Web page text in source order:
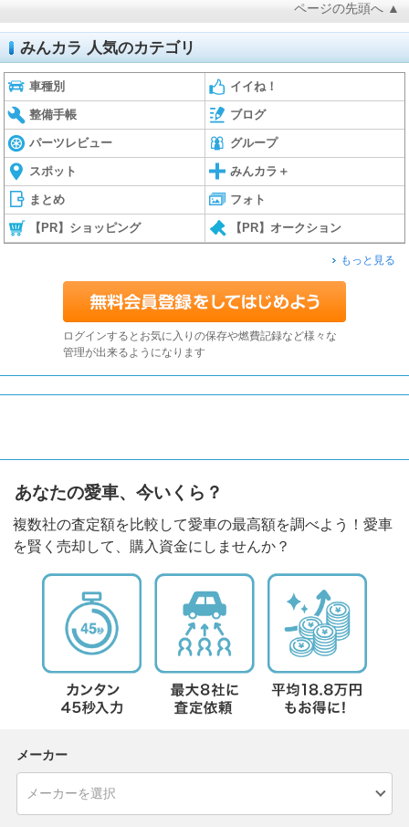
ページの先頭へ ▲
みんカラ 人気のカテゴリ
車種別 イイね！
整備手帳 ブログ
パーツレビュー グループ
スポット みんカラ＋
まとめ フォト
【PR】ショッピング 【PR】オークション
もっと見る
ログインするとお気に入りの保存や燃費記録など様々な
管理が出来るようになります
あなたの愛車、今いくら？
複数社の査定額を比較して愛車の最高額を調べよう！愛車
を賢く売却して、購入資金にしませんか？
メーカー